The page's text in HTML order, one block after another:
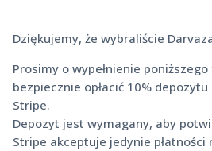
Dziękujemy, że wybraliście
Prosimy o wypełnienie
bezpiecznie opłacić 10%
Stripe.
Depozyt jest wymagany, aby
Stripe akceptuje jedynie płatności